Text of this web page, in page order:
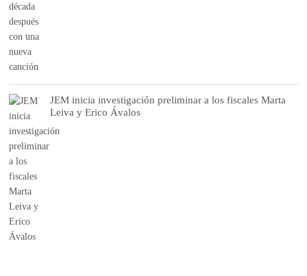
JEM inicia investigación preliminar a los fiscales Marta
Leiva y Erico Ávalos